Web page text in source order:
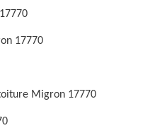
17770
Migron 17770